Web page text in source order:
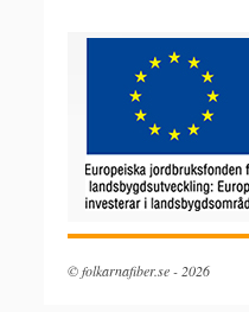
© folkarnafiber.se - 2026